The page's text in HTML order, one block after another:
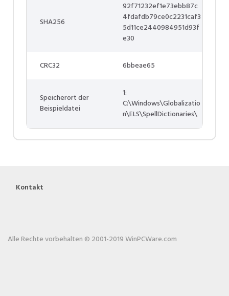
SHA256
92f71232ef1e73ebb87c
4fdafdb79ce0c2231caf3
5d11ce2440984951d93f
e30
CRC32 6bbeae65
Speicherort der
Beispieldatei
1:
C:\Windows\Globalizatio
n\ELS\SpellDictionaries\
Kontakt
Alle Rechte vorbehalten © 2001-2019 WinPCWare.com